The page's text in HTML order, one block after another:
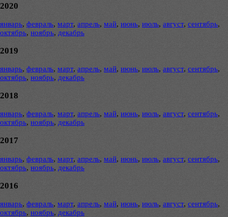
2020
январь, февраль, март, апрель, май, июнь, июль, август, сентябрь,
октябрь, ноябрь, декабрь
2019
январь, февраль, март, апрель, май, июнь, июль, август, сентябрь,
октябрь, ноябрь, декабрь
2018
январь, февраль, март, апрель, май, июнь, июль, август, сентябрь,
октябрь, ноябрь, декабрь
2017
январь, февраль, март, апрель, май, июнь, июль, август, сентябрь,
октябрь, ноябрь, декабрь
2016
январь, февраль, март, апрель, май, июнь, июль, август, сентябрь,
октябрь, ноябрь, декабрь